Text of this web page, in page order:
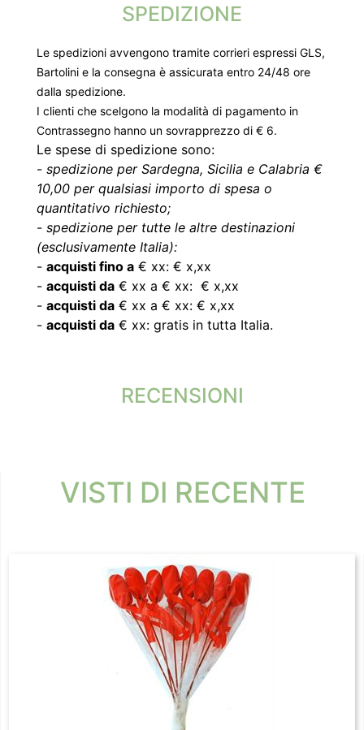
SPEDIZIONE
Le spedizioni avvengono tramite corrieri espressi GLS,
Bartolini e la consegna è assicurata entro 24/48 ore
dalla spedizione.
I clienti che scelgono la modalità di pagamento in
Contrassegno hanno un sovrapprezzo di € 6.
Le spese di spedizione sono:
- spedizione per Sardegna, Sicilia e Calabria €
10,00 per qualsiasi importo di spesa o
quantitativo richiesto;
- spedizione per tutte le altre destinazioni
(esclusivamente Italia):
- acquisti fino a € xx: € x,xx
- acquisti da € xx a € xx: € x,xx
- acquisti da € xx a € xx: € x,xx
- acquisti da € xx: gratis in tutta Italia.
RECENSIONI
VISTI DI RECENTE